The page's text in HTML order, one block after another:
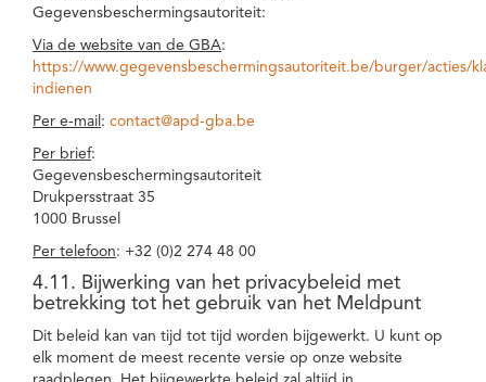
Gegevensbeschermingsautoriteit:
Via de website van de GBA:
https://www.gegevensbeschermingsautoriteit.be/burger/acties/
indienen
Per e-mail : contact@apd-gba.be
Per brief:
Gegevensbeschermingsautoriteit
Drukpersstraat 35
1000 Brussel
Per telefoon: +32 (0)2 274 48 00
4.11. Bijwerking van het privacybeleid met
betrekking tot het gebruik van het Meldpunt
Dit beleid kan van tijd tot tijd worden bijgewerkt. U kunt op
elk moment de meest recente versie op onze website